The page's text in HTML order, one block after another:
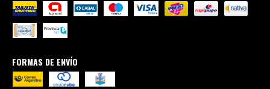
FORMAS DE ENVÍO